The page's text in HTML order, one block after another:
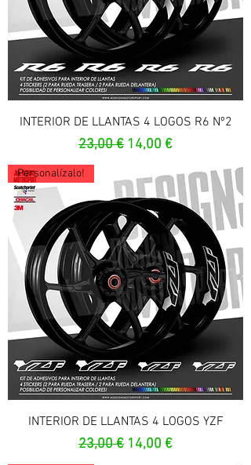
INTERIOR DE LLANTAS 4 LOGOS R6 Nº2
Prix original
23,00 € Prix promotionnel
14,00 €
Personalízalo!
INTERIOR DE LLANTAS 4 LOGOS YZF
Prix original
23,00 € Prix promotionnel
14,00 €